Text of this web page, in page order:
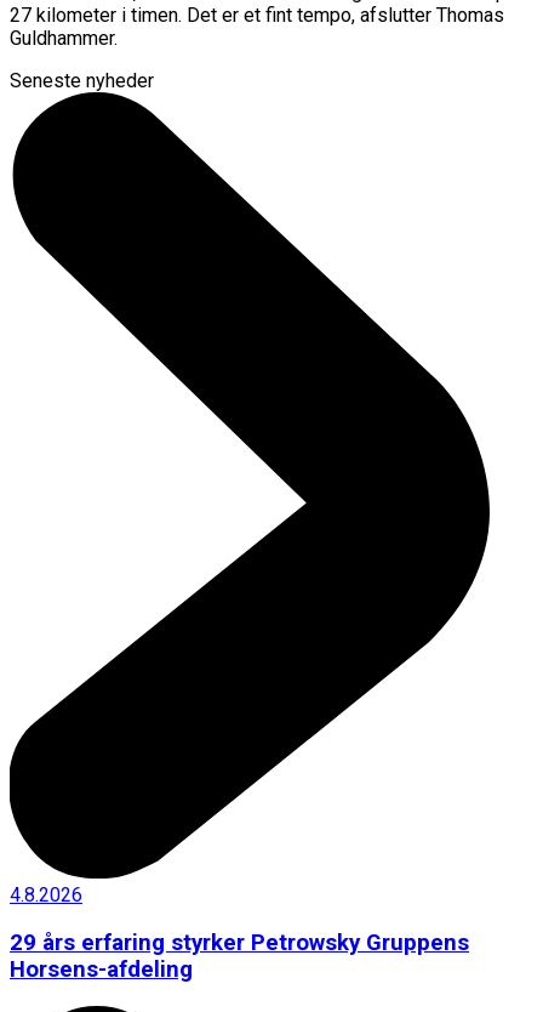
27 kilometer i timen. Det er et fint tempo, afslutter Thomas
Guldhammer.
Seneste nyheder
4.8.2026
29 års erfaring styrker Petrowsky Gruppens
Horsens-afdeling